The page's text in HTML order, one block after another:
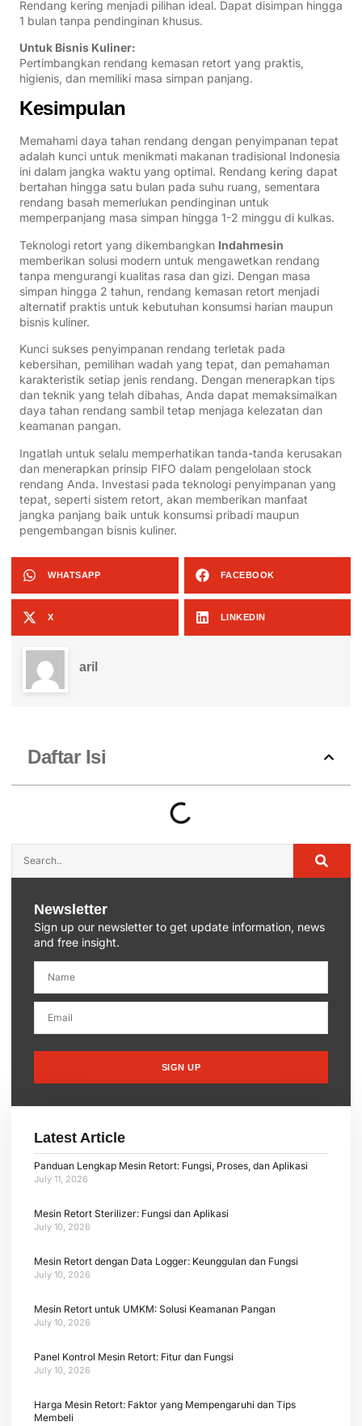
Rendang kering menjadi pilihan ideal. Dapat disimpan hingga
1 bulan tanpa pendinginan khusus.
Untuk Bisnis Kuliner:
Pertimbangkan rendang kemasan retort yang praktis,
higienis, dan memiliki masa simpan panjang.
Kesimpulan
Memahami daya tahan rendang dengan penyimpanan tepat
adalah kunci untuk menikmati makanan tradisional Indonesia
ini dalam jangka waktu yang optimal. Rendang kering dapat
bertahan hingga satu bulan pada suhu ruang, sementara
rendang basah memerlukan pendinginan untuk
memperpanjang masa simpan hingga 1-2 minggu di kulkas.
Teknologi retort yang dikembangkan Indahmesin
memberikan solusi modern untuk mengawetkan rendang
tanpa mengurangi kualitas rasa dan gizi. Dengan masa
simpan hingga 2 tahun, rendang kemasan retort menjadi
alternatif praktis untuk kebutuhan konsumsi harian maupun
bisnis kuliner.
Kunci sukses penyimpanan rendang terletak pada
kebersihan, pemilihan wadah yang tepat, dan pemahaman
karakteristik setiap jenis rendang. Dengan menerapkan tips
dan teknik yang telah dibahas, Anda dapat memaksimalkan
daya tahan rendang sambil tetap menjaga kelezatan dan
keamanan pangan.
Ingatlah untuk selalu memperhatikan tanda-tanda kerusakan
dan menerapkan prinsip FIFO dalam pengelolaan stock
rendang Anda. Investasi pada teknologi penyimpanan yang
tepat, seperti sistem retort, akan memberikan manfaat
jangka panjang baik untuk konsumsi pribadi maupun
pengembangan bisnis kuliner.
WHATSAPP FACEBOOK
X LINKEDIN
aril
Daftar Isi
Newsletter
Sign up our newsletter to get update information, news
and free insight.
SIGN UP
Latest Article
Panduan Lengkap Mesin Retort: Fungsi, Proses, dan Aplikasi
July 11, 2026
Mesin Retort Sterilizer: Fungsi dan Aplikasi
July 10, 2026
Mesin Retort dengan Data Logger: Keunggulan dan Fungsi
July 10, 2026
Mesin Retort untuk UMKM: Solusi Keamanan Pangan
July 10, 2026
Panel Kontrol Mesin Retort: Fitur dan Fungsi
July 10, 2026
Harga Mesin Retort: Faktor yang Mempengaruhi dan Tips
Membeli